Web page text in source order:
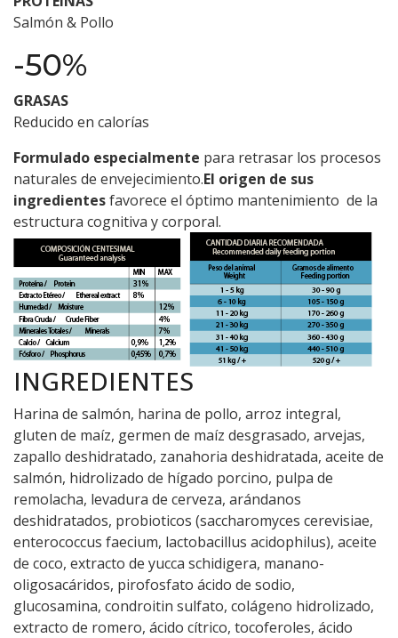
Salmón & Pollo
-50%
GRASAS
Reducido en calorías
Formulado especialmente para retrasar los procesos
naturales de envejecimiento.El origen de sus
ingredientesfavorece el óptimo mantenimiento de la
estructura cognitiva y corporal.
INGREDIENTES
Harina de salmón, harina de pollo, arroz integral,
gluten de maíz, germen de maíz desgrasado, arvejas,
zapallo deshidratado, zanahoria deshidratada, aceite de
salmón, hidrolizado de hígado porcino, pulpa de
remolacha, levadura de cerveza, arándanos
deshidratados, probioticos (saccharomyces cerevisiae,
enterococcus faecium, lactobacillus acidophilus), aceite
de coco, extracto de yucca schidigera, manano-
oligosacáridos, pirofosfato ácido de sodio,
glucosamina, condroitin sulfato, colágeno hidrolizado,
extracto de romero, ácido cítrico, tocoferoles, ácido